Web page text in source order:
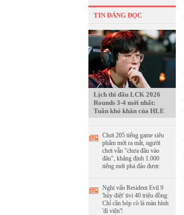
TIN ĐÁNG ĐỌC
Lịch thi đấu LCK 2026
Rounds 3-4 mới nhất:
Tuần khó khăn của HLE
Chơi 205 tiếng game siêu
phẩm mới ra mắt, người
chơi vẫn "chưa đâu vào
đâu", khẳng định 1.000
tiếng mới phá đảo được
Nghi vấn Resident Evil 9
'hủy diệt' tivi 40 triệu đồng:
Chỉ cần bóp cò là màn hình
'đi viện'!